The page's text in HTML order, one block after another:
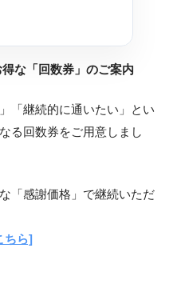
な「回数券」のご案内
「継続的に通いたい」とい
る回数券をご用意しまし
「感謝価格」で継続いただ
ちら]